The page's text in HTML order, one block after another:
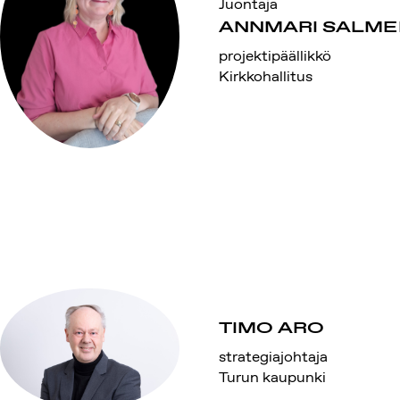
ANNMARI
Juontaja
projektipäällikkö
Kirkkohallitus
TIMO ARO
strategiajohtaja
Turun kaupunki